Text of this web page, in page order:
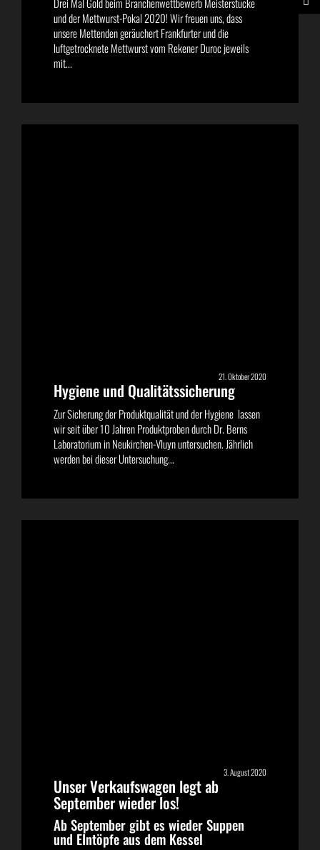
und der Mettwurst-Pokal 2020! Wir freuen uns, dass
unsere Mettenden geräuchert Frankfurter und die
luftgetrocknete Mettwurst vom Rekener Duroc jeweils
mit...
21. Oktober 2020
Hygiene und Qualitätssicherung
Zur Sicherung der Produktqualität und der Hygiene lassen
wir seit über 10 Jahren Produktproben durch Dr. Berns
Laboratorium in Neukirchen-Vluyn untersuchen. Jährlich
werden bei dieser Untersuchung...
3. August 2020
Unser Verkaufswagen legt ab
September wieder los!
Ab September gibt es wieder Suppen
und EIntöpfe aus dem Kessel